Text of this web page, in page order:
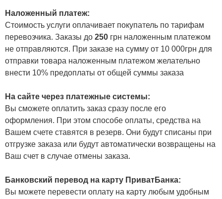
Наложенный платеж:
Стоимость услуги оплачивает покупатель по тарифам
перевозчика. Заказы до 250 грн наложенным платежом
не отправляются. При заказе на сумму от 10 000грн для
отправки товара наложенным платежом желательно
внести 10% предоплаты от общей суммы заказа
На сайте через платежные системы:
Вы сможете оплатить заказ сразу после его
оформления. При этом способе оплаты, средства на
Вашем счете ставятся в резерв. Они будут списаны при
отгрузке заказа или будут автоматически возвращены на
Ваш счет в случае отмены заказа.
Банковский перевод на карту ПриватБанка:
Вы можете перевести оплату на карту любым удобным